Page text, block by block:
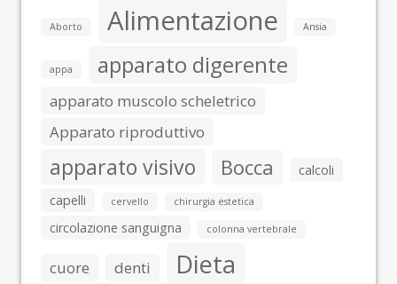
Aborto Alimentazione Ansia
appa apparato digerente
apparato muscolo scheletrico
Apparato riproduttivo
apparato visivo Bocca
calcoli
capelli
cervello chirurgia estetica
circolazione sanguigna colonna vertebrale
cuore denti Dieta